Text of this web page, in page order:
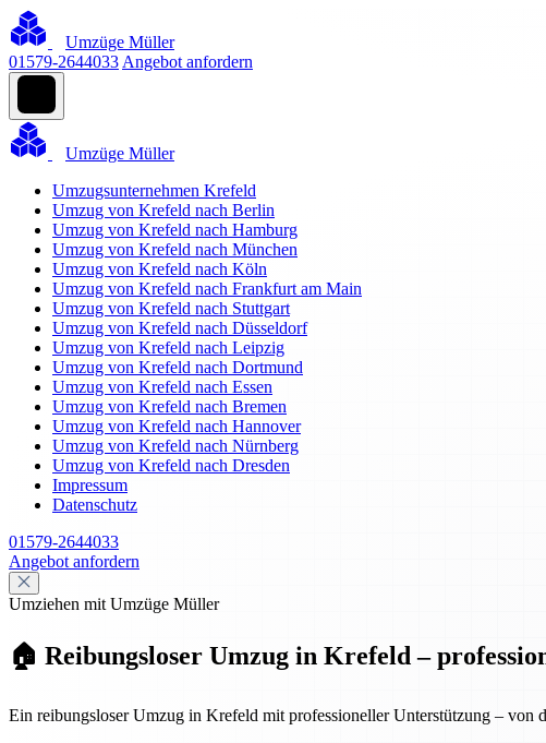
Umzüge Müller
01579-2644033 Angebot anfordern
Umzüge Müller
Umzugsunternehmen Krefeld
Umzug von Krefeld nach Berlin
Umzug von Krefeld nach Hamburg
Umzug von Krefeld nach München
Umzug von Krefeld nach Köln
Umzug von Krefeld nach Frankfurt am Main
Umzug von Krefeld nach Stuttgart
Umzug von Krefeld nach Düsseldorf
Umzug von Krefeld nach Leipzig
Umzug von Krefeld nach Dortmund
Umzug von Krefeld nach Essen
Umzug von Krefeld nach Bremen
Umzug von Krefeld nach Hannover
Umzug von Krefeld nach Nürnberg
Umzug von Krefeld nach Dresden
Impressum
Datenschutz
01579-2644033
Angebot anfordern
Umziehen mit Umzüge Müller
🏠 Reibungsloser Umzug in Krefeld –
Ein reibungsloser Umzug in Krefeld mit professioneller Unterstützung –